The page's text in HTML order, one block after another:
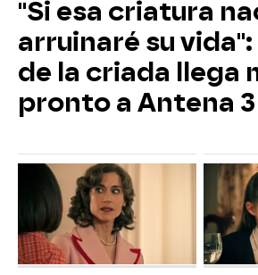
"Si esa criatura
arruinaré su vida":
de la criada llega
pronto a Antena 3